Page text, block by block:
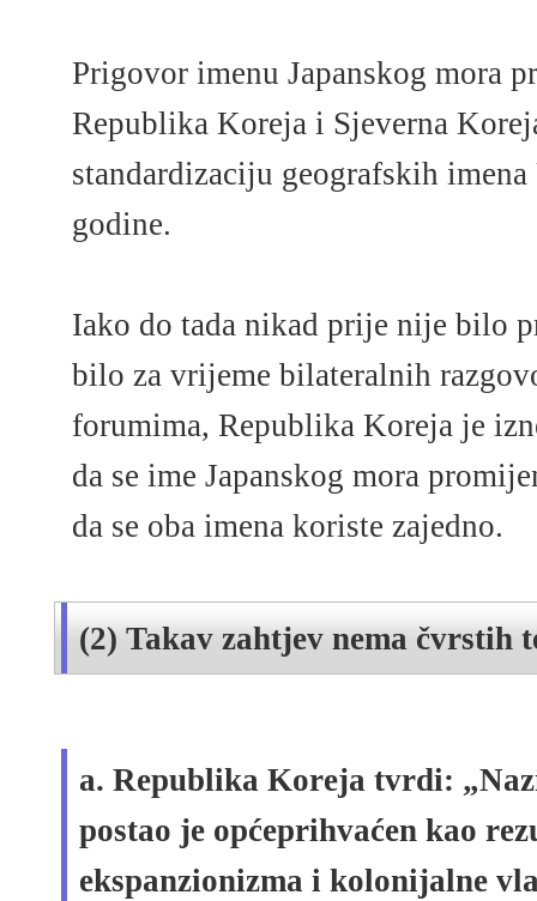
Prigovor imenu Japanskog mora
Republika Koreja i Sjeverna
standardizaciju geografskih
godine.
Iako do tada nikad prije nije bilo
bilo za vrijeme bilateralnih
forumima, Republika Koreja je
da se ime Japanskog mora
da se oba imena koriste zajedno.
(2) Takav zahtjev nema čvrstih
a. Republika Koreja tvrdi:
postao je općeprihvaćen kao
ekspanzionizma i kolonijalne